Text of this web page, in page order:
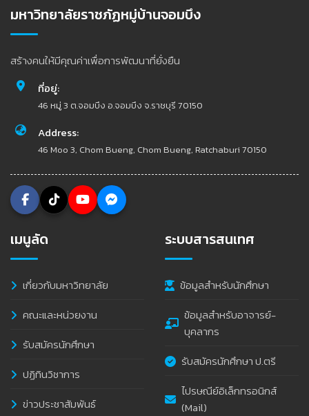
มหาวิทยาลัยราชภัฏหมู่บ้านจอมบึง
สร้างคนให้มีคุณค่าเพื่อการพัฒนาที่ยั่งยืน
ที่อยู่:
46 หมู่ 3 ต.จอมบึง อ.จอมบึง จ.ราชบุรี 70150
Address:
46 Moo 3, Chom Bueng, Chom Bueng, Ratchaburi 70150
เมนูลัด
เกี่ยวกับมหาวิทยาลัย
คณะและหน่วยงาน
รับสมัครนักศึกษา
ปฏิทินวิชาการ
ข่าวประชาสัมพันธ์
ระบบสารสนเทศ
ข้อมูลสำหรับนักศึกษา
ข้อมูลสำหรับอาจารย์-
บุคลากร
รับสมัครนักศึกษา ป.ตรี
ไปรษณีย์อิเล็กทรอนิกส์
(Mail)